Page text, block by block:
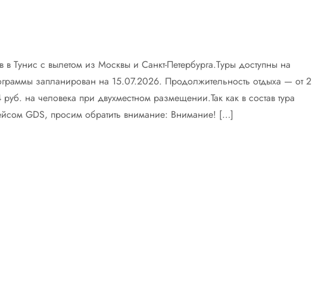
в Тунис с вылетом из Москвы и Санкт-Петербурга.Туры доступны на
запланирован на 15.07.2026. Продолжительность отдыха — от 2
на человека при двухместном размещении.Так как в состав тура
GDS, просим обратить внимание: Внимание! […]